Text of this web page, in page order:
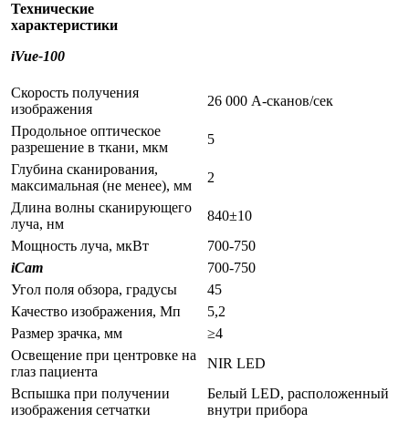
Технические
характеристики
iVue-100
Скорость получения
изображения
26 000 А-сканов/сек
Продольное оптическое
разрешение в ткани, мкм
5
Глубина сканирования,
максимальная (не менее), мм
2
Длина волны сканирующего
луча, нм
840±10
Мощность луча, мкВт
700-750
iCam
700-750
Угол поля обзора, градусы
45
Качество изображения, Мп
5,2
Размер зрачка, мм
≥4
Освещение при центровке на
глаз пациента
NIR LED
Вспышка при получении
изображения сетчатки
Белый LED, расположенный
внутри прибора